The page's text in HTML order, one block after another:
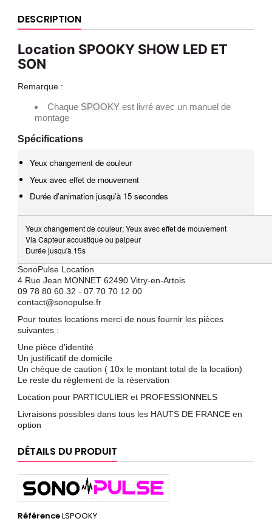
DESCRIPTION
Location SPOOKY SHOW LED ET
SON
Remarque :
Chaque SPOOKY est livré avec un manuel de
montage
Spécifications
Yeux changement de couleur
Yeux avec effet de mouvement
Durée d'animation jusqu'à 15 secondes
Yeux changement de couleur; Yeux avec effet de mouvement
Via Capteur acoustique ou palpeur
Durée jusqu'à 15s
SonoPulse Location
4 Rue Jean MONNET 62490 Vitry-en-Artois
09 78 80 60 32 - 07 70 70 12 00
contact@sonopulse.fr
Pour toutes locations merci de nous fournir les pièces
suivantes :
Une pièce d'identité
Un justificatif de domicile
Un chèque de caution ( 10x le montant total de la location)
Le reste du règlement de la réservation
Location pour PARTICULIER et PROFESSIONNELS
Livraisons possibles dans tous les HAUTS DE FRANCE en
option
DÉTAILS DU PRODUIT
RéférenceLSPOOKY